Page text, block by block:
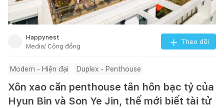
Happynest
Media/ Cộng đồng
Theo dõi
Modern - Hiện đại Duplex - Penthouse
Xôn xao căn penthouse tân hôn bạc tỷ của
Hyun Bin và Son Ye Jin, thế mới biết tài tử